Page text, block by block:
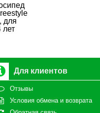
для
лет
Для клиентов
Отзывы
Условия обмена и возврата